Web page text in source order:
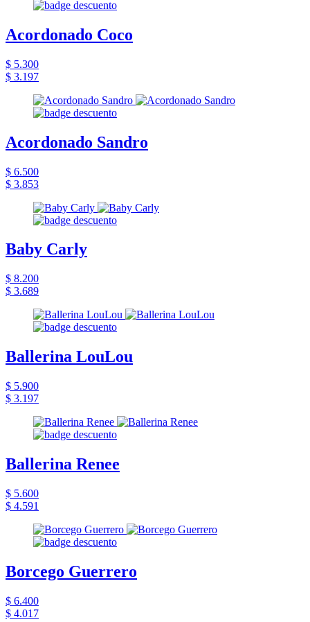
Acordonado Coco
$ 5.300
$ 3.197
Acordonado Sandro
$ 6.500
$ 3.853
Baby Carly
$ 8.200
$ 3.689
Ballerina LouLou
$ 5.900
$ 3.197
Ballerina Renee
$ 5.600
$ 4.591
Borcego Guerrero
$ 6.400
$ 4.017